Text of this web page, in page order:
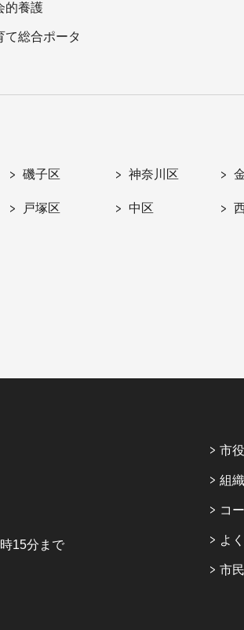
的養護
て総合ポータ
磯子区 神奈川区
戸塚区 中区
15分まで
市
組
コ
よ
市